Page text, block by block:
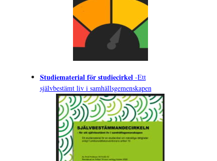
Studiematerial för studiecirkel-Ett
självbestämt liv i samhällsgemenskapen